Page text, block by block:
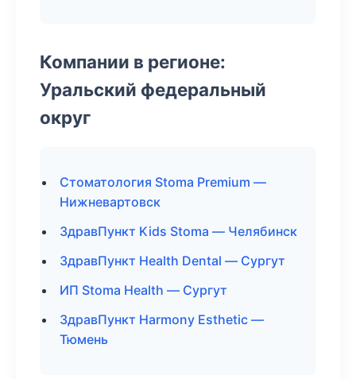
Компании в регионе:
Уральский федеральный
округ
Стоматология Stoma Premium —
Нижневартовск
ЗдравПункт Kids Stoma — Челябинск
ЗдравПункт Health Dental — Сургут
ИП Stoma Health — Сургут
ЗдравПункт Harmony Esthetic —
Тюмень